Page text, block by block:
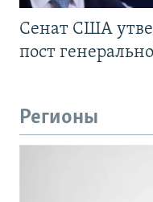
Сенат США
пост
Регионы